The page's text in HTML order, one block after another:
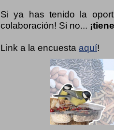
Si ya has tenido la
colaboración! Si no...
Link a la encuesta aquí!